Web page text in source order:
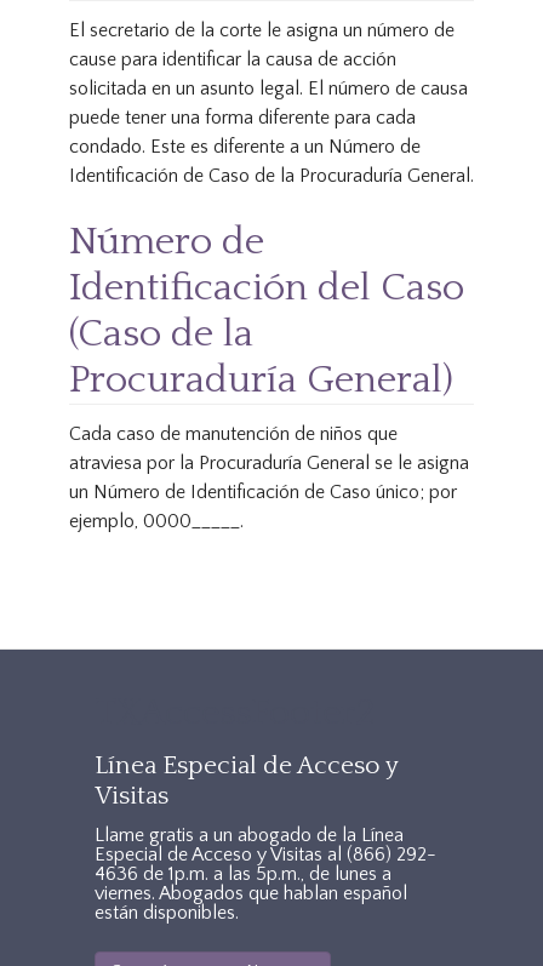
El secretario de la corte le asigna un número de
cause para identificar la causa de acción
solicitada en un asunto legal. El número de causa
puede tener una forma diferente para cada
condado. Este es diferente a un Número de
Identificación de Caso de la Procuraduría General.
Número de
Identificación del Caso
(Caso de la
Procuraduría General)
Cada caso de manutención de niños que
atraviesa por la Procuraduría General se le asigna
un Número de Identificación de Caso único; por
ejemplo, 0000_____.
Línea Especial de Acceso y
Visitas
Llame gratis a un abogado de la Línea
Especial de Acceso y Visitas al (866) 292-
4636 de 1p.m. a las 5p.m., de lunes a
viernes. Abogados que hablan español
están disponibles.